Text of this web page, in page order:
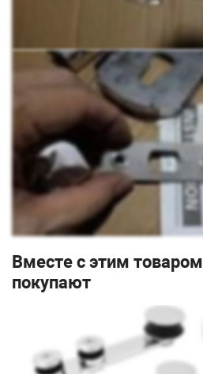
Вместе с этим товаром
покупают